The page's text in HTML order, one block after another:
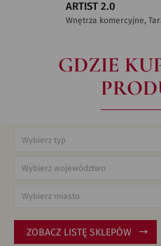
ARTIST 2.0
Wnętrza komercyjne,
GDZIE
ZOBACZ LISTĘ SKLEPÓW